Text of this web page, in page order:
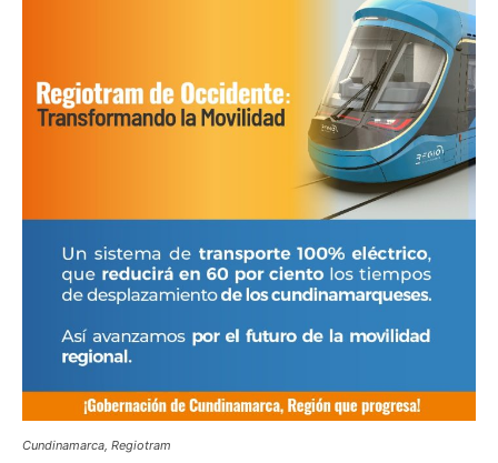
Cundinamarca, Regiotram